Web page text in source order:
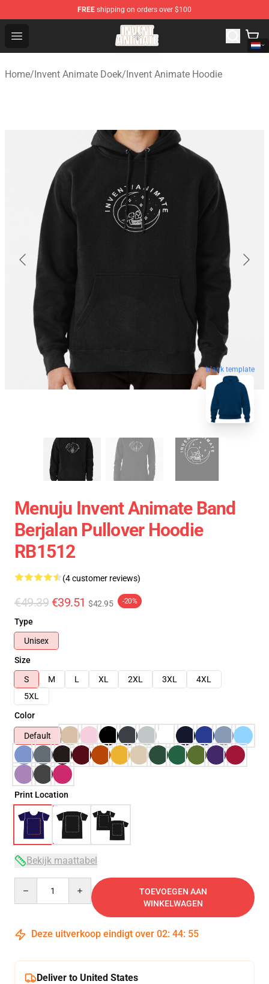
FREE shipping on orders over $100
Open menu
Invent Animate Shop - Official Invent Animate
Home/Invent Animate Doek/Invent Animate Hoodie
blank template
Menuju Invent Animate Band
Berjalan Pullover Hoodie
RB1512
(4 customer reviews)
€49.39 €39.51 $42.95 -20%
Type
Unisex
Size
S
M L XL 2XL 3XL
4XL
5XL
Color
Default
Print Location
Bekijk maattabel
TOEVOEGEN AAN
WINKELWAGEN
Deze uitverkoop eindigt over 02: 44: 54
Deliver to United States